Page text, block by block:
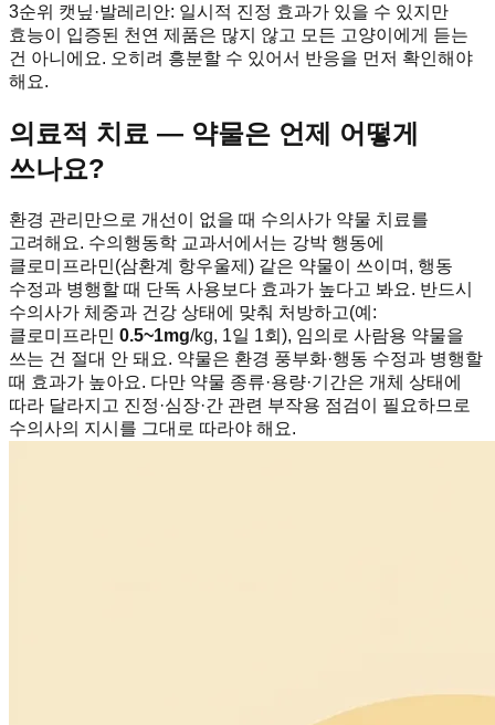
3순위 캣닢·발레리안: 일시적 진정 효과가 있을 수 있지만
효능이 입증된 천연 제품은 많지 않고 모든 고양이에게 듣는
건 아니에요. 오히려 흥분할 수 있어서 반응을 먼저 확인해야
해요.
의료적 치료 — 약물은 언제 어떻게
쓰나요?
환경 관리만으로 개선이 없을 때 수의사가 약물 치료를
고려해요. 수의행동학 교과서에서는 강박 행동에
클로미프라민(삼환계 항우울제) 같은 약물이 쓰이며, 행동
수정과 병행할 때 단독 사용보다 효과가 높다고 봐요. 반드시
수의사가 체중과 건강 상태에 맞춰 처방하고(예:
클로미프라민 0.5~1mg/kg, 1일 1회), 임의로 사람용 약물을
쓰는 건 절대 안 돼요. 약물은 환경 풍부화·행동 수정과 병행할
때 효과가 높아요. 다만 약물 종류·용량·기간은 개체 상태에
따라 달라지고 진정·심장·간 관련 부작용 점검이 필요하므로
수의사의 지시를 그대로 따라야 해요.